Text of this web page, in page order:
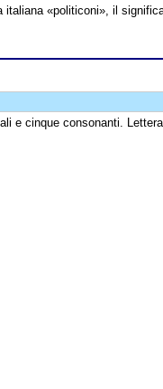
italiana «politiconi», il
e cinque consonanti.